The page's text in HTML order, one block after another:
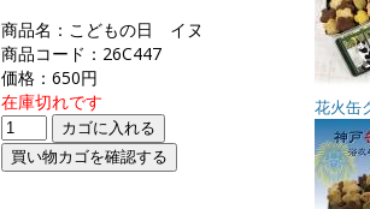
商品名：こどもの日 イヌ
商品コード：26C447
価格：650円
在庫切れです
花火缶